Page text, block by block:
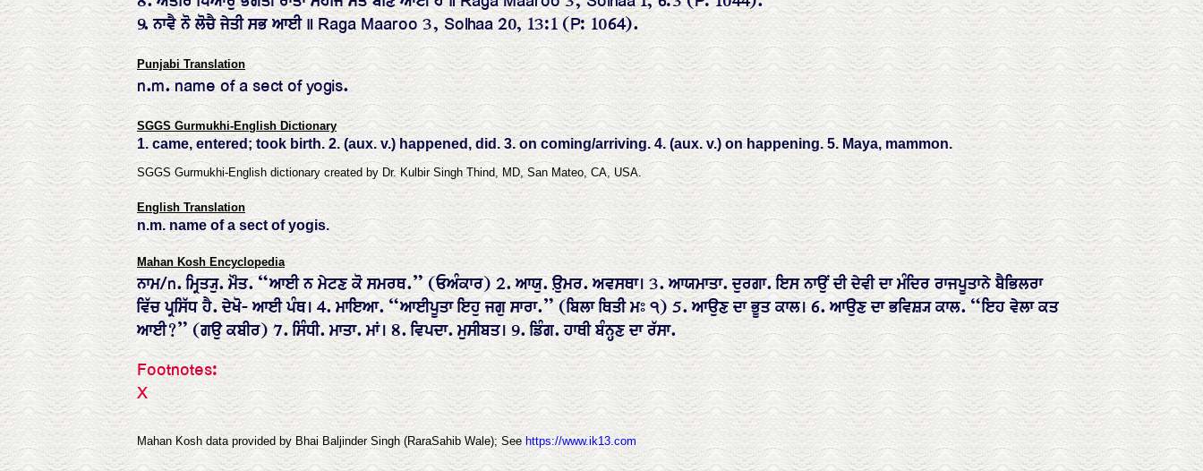
9. ਨਾਵੈ ਨੋ ਲੋਚੈ ਜੇਤੀ ਸਭ ਆਈ ॥ Raga Maaroo 3, Solhaa 20, 13:1 (P: 1064).
Punjabi Translation
n.m. name of a sect of yogis.
SGGS Gurmukhi-English Dictionary
1. came, entered; took birth. 2. (aux. v.) happened, did. 3. on coming/arriving. 4. (aux. v.) on happening. 5. Maya, mammon.
SGGS Gurmukhi-English dictionary created by Dr. Kulbir Singh Thind, MD, San Mateo, CA, USA.
English Translation
n.m. name of a sect of yogis.
Mahan Kosh Encyclopedia
ਨਾਮ/n. ਮ੍ਰਿਤ੍ਯੁ. ਮੌਤ. “ਆਈ ਨ ਮੇਟਣ ਕੋ ਸਮਰਥ.” (ਓਅੰਕਾਰ) 2. ਆਯੁ. ਉ਼ਮਰ. ਅਵਸਥਾ। 3. ਆਯਮਾਤਾ. ਦੁਰਗਾ. ਇਸ ਨਾਉਂ ਦੀ ਦੇਵੀ ਦਾ ਮੰਦਿਰ ਰਾਜਪੂਤਾਨੇ ਬੈਭਿਲਰਾ
ਵਿੱਚ ਪ੍ਰਸਿੱਧ ਹੈ. ਦੇਖੋ- ਆਈ ਪੰਥ। 4. ਮਾਇਆ. “ਆਈਪੂਤਾ ਇਹੁ ਜਗੁ ਸਾਰਾ.” (ਬਿਲਾ ਥਿਤੀ ਮਃ ੧) 5. ਆਉਣ ਦਾ ਭੂਤ ਕਾਲ। 6. ਆਉਣ ਦਾ ਭਵਿਸ਼੍ਯ ਕਾਲ. “ਇਹ ਵੇਲਾ ਕਤ
ਆਈ?” (ਗਉ ਕਬੀਰ) 7. ਸਿੰਧੀ. ਮਾਤਾ. ਮਾਂ। 8. ਵਿਪਦਾ. ਮੁਸੀਬਤ। 9. ਡਿੰਗ. ਹਾਥੀ ਬੰਨ੍ਹਣ ਦਾ ਰੱਸਾ.
Footnotes:
X
Mahan Kosh data provided by Bhai Baljinder Singh (RaraSahib Wale); Seehttps://www.ik13.com